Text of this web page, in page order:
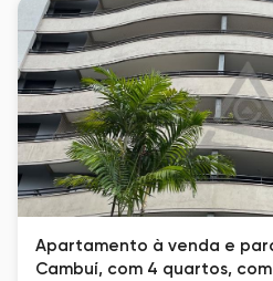
Apartamento à venda e
Cambuí, com 4 quartos, com